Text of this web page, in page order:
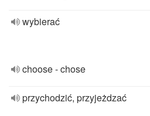
wybierać
choose - chose
przychodzić, przyjeżdzać